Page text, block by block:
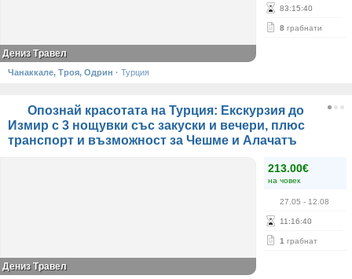
83:15:39
8 грабнати
Дениз Травел
Чанаккале, Троя, Одрин · Турция
Опознай красотата на Турция: Екскурзия до
Измир с 3 нощувки със закуски и вечери, плюс
транспорт и възможност за Чешме и Алачатъ
213.00€
на човек
27.05 - 12.08
11 :16:39
1 грабнат
Дениз Травел